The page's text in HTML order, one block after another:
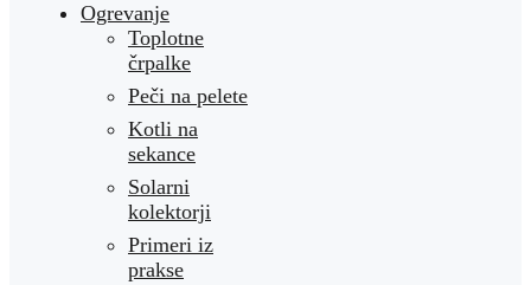
Ogrevanje
Toplotne
črpalke
Peči na pelete
Kotli na
sekance
Solarni
kolektorji
Primeri iz
prakse